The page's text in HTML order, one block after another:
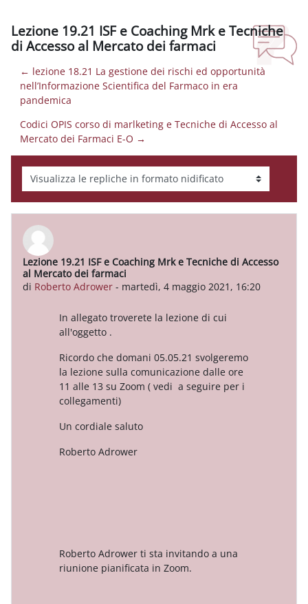
Lezione 19.21 ISF e Coaching Mrk e Tecniche
di Accesso al Mercato dei farmaci
← lezione 18.21 La gestione dei rischi ed opportunità
nell’Informazione Scientifica del Farmaco in era
pandemica
Codici OPIS corso di marlketing e Tecniche di Accesso al
Mercato dei Farmaci E-O →
Modalità visualizzazione
Lezione 19.21 ISF e Coaching Mrk e Tecniche di Accesso
al Mercato dei farmaci
di Roberto Adrower - martedì, 4 maggio 2021, 16:20
Numero di risposte: 0
In allegato troverete la lezione di cui
all'oggetto .
Ricordo che domani 05.05.21 svolgeremo
la lezione sulla comunicazione dalle ore
11 alle 13 su Zoom ( vedi a seguire per i
collegamenti)
Un cordiale saluto
Roberto Adrower
Roberto Adrower ti sta invitando a una
riunione pianificata in Zoom.